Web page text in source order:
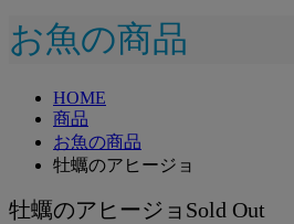
お魚の商品
HOME
商品
お魚の商品
牡蠣のアヒージョ
牡蠣のアヒージョ Sold Out